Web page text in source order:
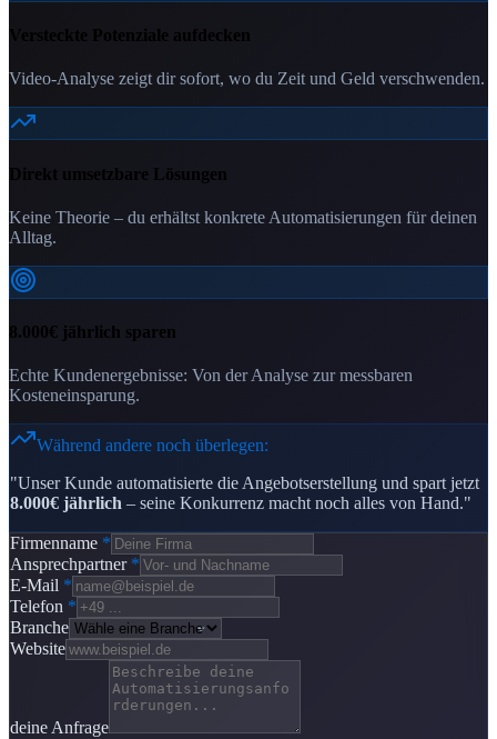
Versteckte Potenziale aufdecken
Video-Analyse zeigt dir sofort, wo du Zeit und Geld verschwenden.
Direkt umsetzbare Lösungen
Keine Theorie – du erhältst konkrete Automatisierungen für deinen
Alltag.
8.000€ jährlich sparen
Echte Kundenergebnisse: Von der Analyse zur messbaren
Kosteneinsparung.
Während andere noch überlegen:
"Unser Kunde automatisierte die Angebotserstellung und spart jetzt
8.000€ jährlich – seine Konkurrenz macht noch alles von Hand."
Firmenname *
Ansprechpartner *
E-Mail *
Telefon *
Branche
Website
deine Anfrage